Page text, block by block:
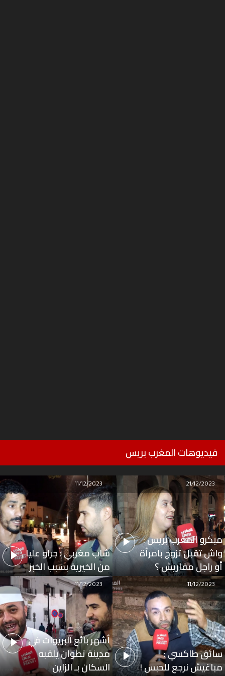
فيديوهات المغرب بريس
ميكرو المغرب بريس :
واش تقبل تزوج بامرأة
أو راجل مقاريش ؟
21/12/2023
شاب مغربي : جراو عليا
من الخيرية بسبب الخبز
11/12/2023
سائق طاكسي :
مباغيش نرجع للحبس !
11/12/2023
أشهر بائع البريوات في
مدينة تطوان يلقبه
السكان بـ الزاين
11/12/2023